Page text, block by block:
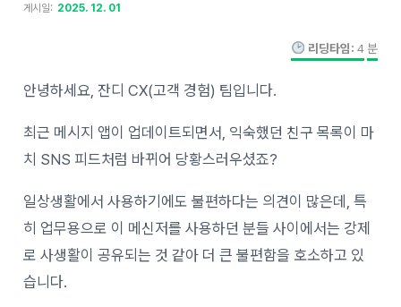
게시일: 2025. 12. 01
리딩타임: 4 분
안녕하세요, 잔디 CX(고객 경험) 팀입니다.
최근 메시지 앱이 업데이트되면서, 익숙했던 친구 목록이 마
치 SNS 피드처럼 바뀌어 당황스러우셨죠?
일상생활에서 사용하기에도 불편하다는 의견이 많은데, 특
히 업무용으로 이 메신저를 사용하던 분들 사이에서는 강제
로 사생활이 공유되는 것 같아 더 큰 불편함을 호소하고 있
습니다.